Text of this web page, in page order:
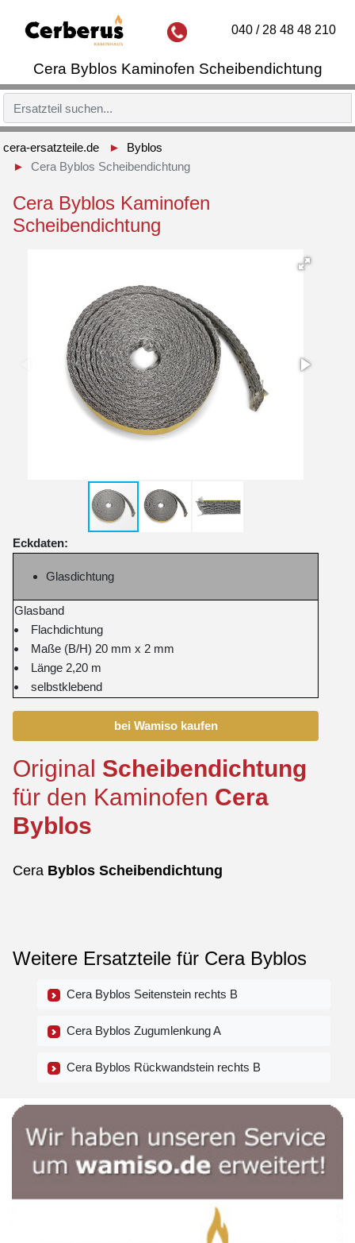
Cera Byblos Kaminofen Scheibendichtung
040 / 28 48 48 210
cera-ersatzteile.de
Byblos
Cera Byblos Scheibendichtung
Cera Byblos Kaminofen
Scheibendichtung
Eckdaten:
Glasdichtung
Glasband
Flachdichtung
Maße (B/H) 20 mm x 2 mm
Länge 2,20 m
selbstklebend
bei Wamiso kaufen
Original Scheibendichtung
für den Kaminofen Cera
Byblos
Cera Byblos Scheibendichtung
Weitere Ersatzteile für Cera Byblos
Cera Byblos Seitenstein rechts B
Cera Byblos Zugumlenkung A
Cera Byblos Rückwandstein rechts B